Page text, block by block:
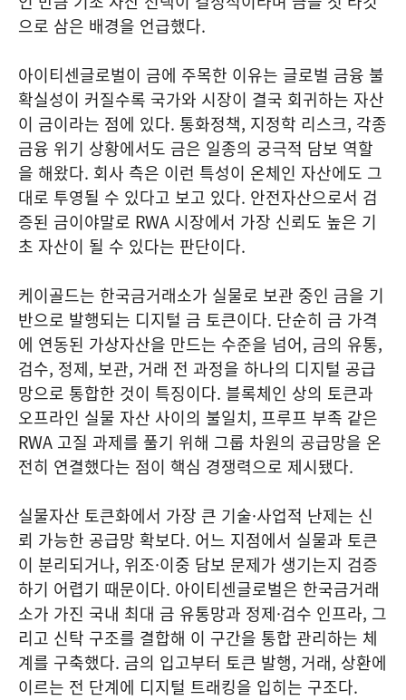
으로 삼은 배경을 언급했다.
아이티센글로벌이 금에 주목한 이유는 글로벌 금융 불
확실성이 커질수록 국가와 시장이 결국 회귀하는 자산
이 금이라는 점에 있다. 통화정책, 지정학 리스크, 각종
금융 위기 상황에서도 금은 일종의 궁극적 담보 역할
을 해왔다. 회사 측은 이런 특성이 온체인 자산에도 그
대로 투영될 수 있다고 보고 있다. 안전자산으로서 검
증된 금이야말로 RWA 시장에서 가장 신뢰도 높은 기
초 자산이 될 수 있다는 판단이다.
케이골드는 한국금거래소가 실물로 보관 중인 금을 기
반으로 발행되는 디지털 금 토큰이다. 단순히 금 가격
에 연동된 가상자산을 만드는 수준을 넘어, 금의 유통,
검수, 정제, 보관, 거래 전 과정을 하나의 디지털 공급
망으로 통합한 것이 특징이다. 블록체인 상의 토큰과
오프라인 실물 자산 사이의 불일치, 프루프 부족 같은
RWA 고질 과제를 풀기 위해 그룹 차원의 공급망을 온
전히 연결했다는 점이 핵심 경쟁력으로 제시됐다.
실물자산 토큰화에서 가장 큰 기술·사업적 난제는 신
뢰 가능한 공급망 확보다. 어느 지점에서 실물과 토큰
이 분리되거나, 위조·이중 담보 문제가 생기는지 검증
하기 어렵기 때문이다. 아이티센글로벌은 한국금거래
소가 가진 국내 최대 금 유통망과 정제·검수 인프라, 그
리고 신탁 구조를 결합해 이 구간을 통합 관리하는 체
계를 구축했다. 금의 입고부터 토큰 발행, 거래, 상환에
이르는 전 단계에 디지털 트래킹을 입히는 구조다.